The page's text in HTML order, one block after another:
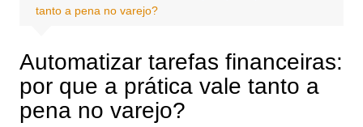
tanto a pena no varejo?
Automatizar tarefas financeiras:
por que a prática vale tanto a
pena no varejo?